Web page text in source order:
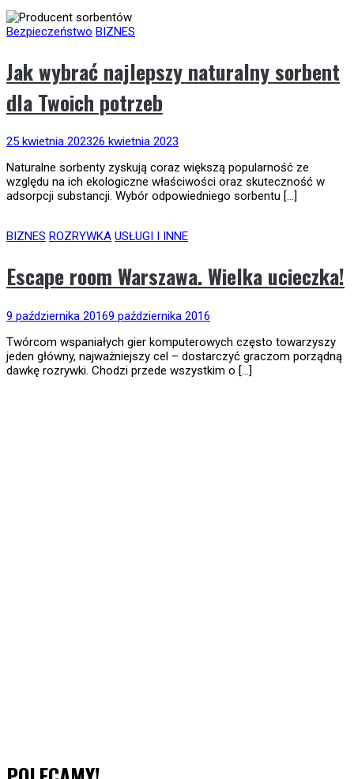
Bezpieczeństwo BIZNES
Jak wybrać najlepszy naturalny sorbent
dla Twoich potrzeb
25 kwietnia 202326 kwietnia 2023
Naturalne sorbenty zyskują coraz większą popularność ze
względu na ich ekologiczne właściwości oraz skuteczność w
adsorpcji substancji. Wybór odpowiedniego sorbentu […]
BIZNES ROZRYWKA USŁUGI I INNE
Escape room Warszawa. Wielka ucieczka!
9 października 20169 października 2016
Twórcom wspaniałych gier komputerowych często towarzyszy
jeden główny, najważniejszy cel – dostarczyć graczom porządną
dawkę rozrywki. Chodzi przede wszystkim o […]